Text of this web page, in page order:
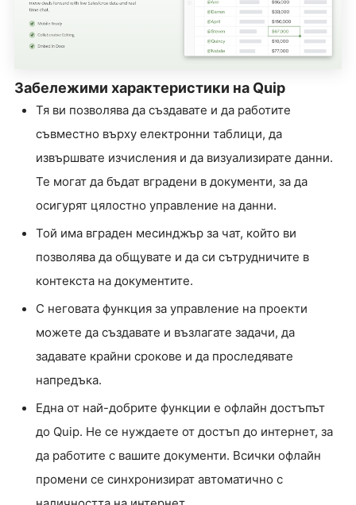
Забележими характеристики на Quip
Тя ви позволява да създавате и да работите
съвместно върху електронни таблици, да
извършвате изчисления и да визуализирате данни.
Те могат да бъдат вградени в документи, за да
осигурят цялостно управление на данни.
Той има вграден месинджър за чат, който ви
позволява да общувате и да си сътрудничите в
контекста на документите.
С неговата функция за управление на проекти
можете да създавате и възлагате задачи, да
задавате крайни срокове и да проследявате
напредъка.
Една от най-добрите функции е офлайн достъпът
до Quip. Не се нуждаете от достъп до интернет, за
да работите с вашите документи. Всички офлайн
промени се синхронизират автоматично с